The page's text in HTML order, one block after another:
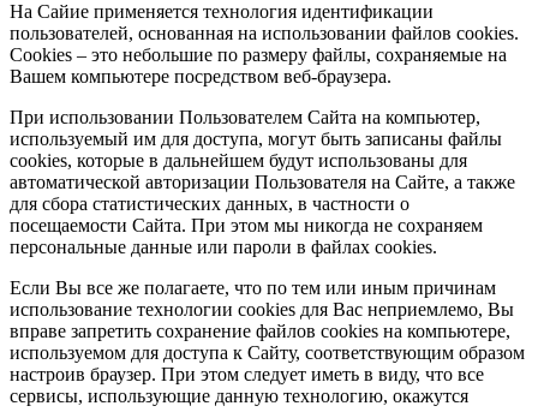
На Сайие применяется технология идентификации
пользователей, основанная на использовании файлов cookies.
Сookies – это небольшие по размеру файлы, сохраняемые на
Вашем компьютере посредством веб-браузера.
При использовании Пользователем Сайта на компьютер,
используемый им для доступа, могут быть записаны файлы
cookies, которые в дальнейшем будут использованы для
автоматической авторизации Пользователя на Сайте, а также
для сбора статистических данных, в частности о
посещаемости Сайта. При этом мы никогда не сохраняем
персональные данные или пароли в файлах cookies.
Если Вы все же полагаете, что по тем или иным причинам
использование технологии cookies для Вас неприемлемо, Вы
вправе запретить сохранение файлов cookies на компьютере,
используемом для доступа к Сайту, соответствующим образом
настроив браузер. При этом следует иметь в виду, что все
сервисы, использующие данную технологию, окажутся